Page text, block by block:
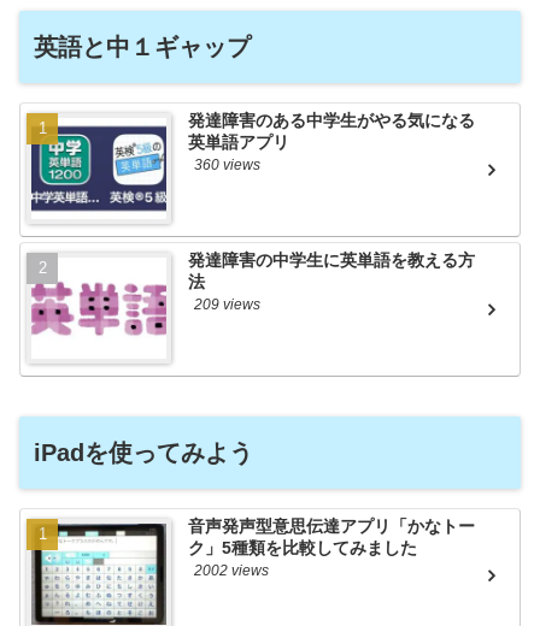
英語と中１ギャップ
発達障害のある中学生がやる気になる
英単語アプリ
360 views
発達障害の中学生に英単語を教える方
法
209 views
iPadを使ってみよう
音声発声型意思伝達アプリ「かなトー
ク」5種類を比較してみました
2002 views